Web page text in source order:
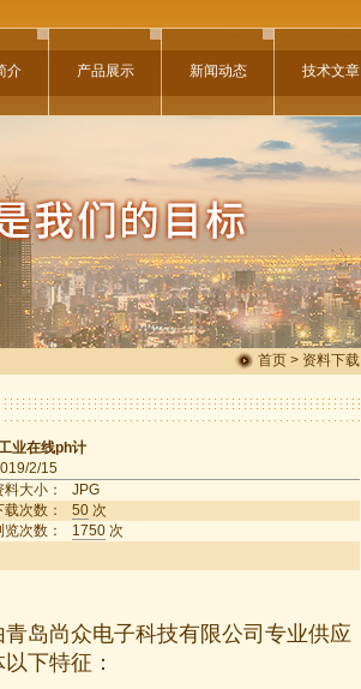
介 产品展示 新闻动态 技术文章
首页 > 资料下载
业在线ph计
2/15
料大小：
JPG
载次数： 50 次
览次数： 1750 次
岛尚众电子科技有限公司专业供应
下特征：